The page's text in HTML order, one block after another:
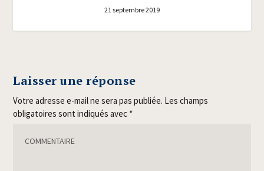
21 septembre 2019
Laisser une réponse
Votre adresse e-mail ne sera pas publiée. Les champs
obligatoires sont indiqués avec *